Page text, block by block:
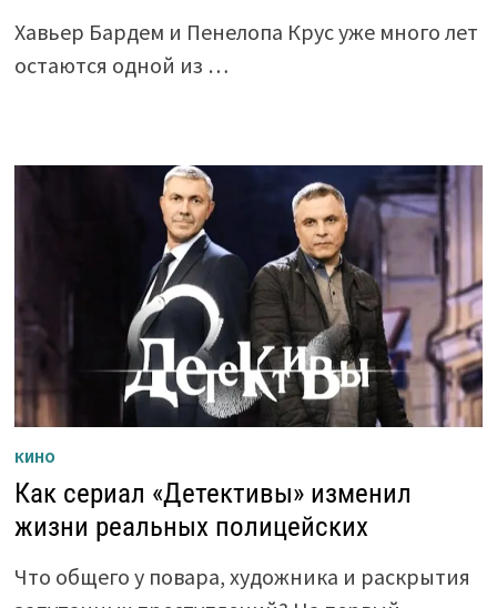
Хавьер Бардем и Пенелопа Крус уже много лет
остаются одной из …
КИНО
Как сериал «Детективы» изменил
жизни реальных полицейских
Что общего у повара, художника и раскрытия